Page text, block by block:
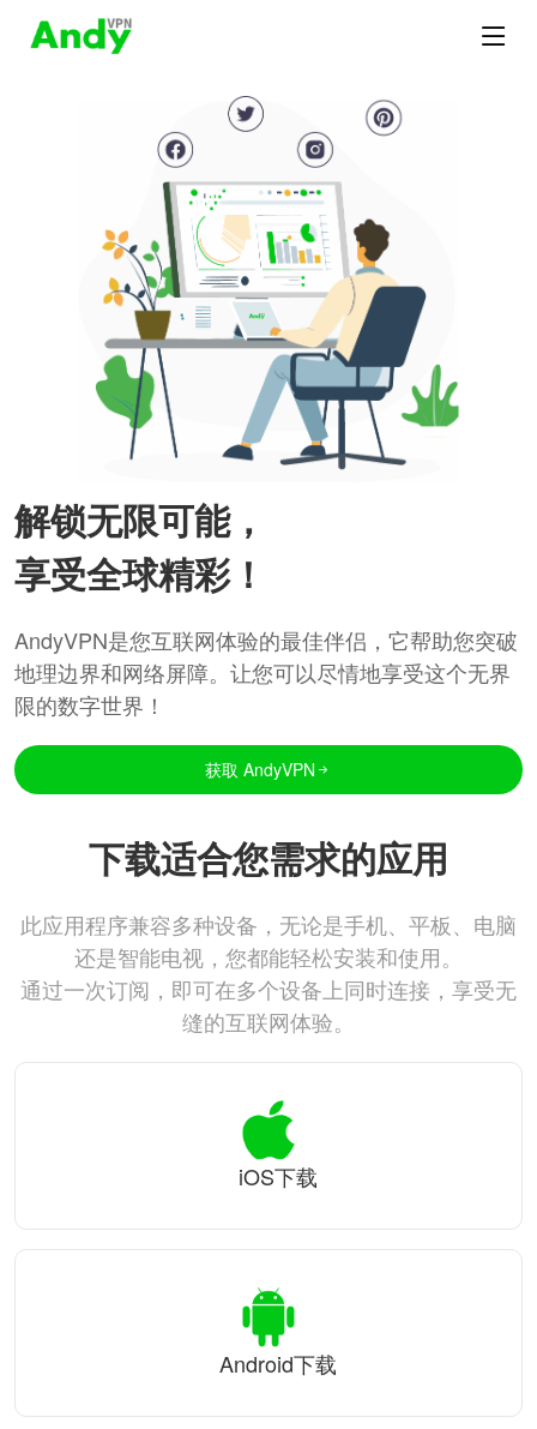
解锁无限可能，
享受全球精彩！
AndyVPN是您互联网体验的最佳伴侣，它帮助您突破
地理边界和网络屏障。让您可以尽情地享受这个无界
限的数字世界！
获取 AndyVPN
下载适合您需求的应用
此应用程序兼容多种设备，无论是手机、平板、电脑
还是智能电视，您都能轻松安装和使用。
通过一次订阅，即可在多个设备上同时连接，享受无
缝的互联网体验。
iOS下载
Android下载